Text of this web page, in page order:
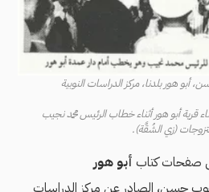
هور بلدنا، مركز الدراسات النوبية
قرية أبو هور أثناء خطاب الرئيس محمد نجيب
(زي الشُقَّة).
صفحات كتاب أبو هور
حسن، الصادر عن مركز الدراسات